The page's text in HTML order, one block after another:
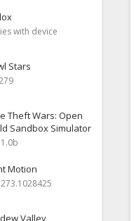
with device
Stars
Theft Wars: Open
Sandbox Simulator
Motion
Valley